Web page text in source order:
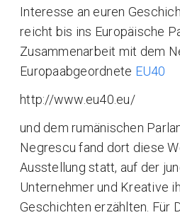
Interesse an euren
reicht bis ins Europäische
Zusammenarbeit mit dem
Europaabgeordnete EU40
http://www.eu40.eu/
und dem rumänischen
Negrescu fand dort diese
Ausstellung statt, auf der
Unternehmer und Kreative
Geschichten erzählten. Für